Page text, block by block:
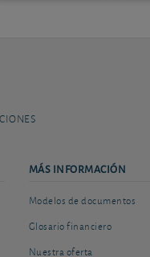
MÁS INFORMACIÓN
Modelos de documentos
Glosario financiero
Nuestra oferta